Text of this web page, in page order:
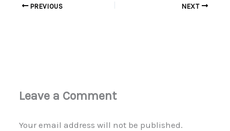
PREVIOUS NEXT
Leave a Comment
Your email address will not be published.